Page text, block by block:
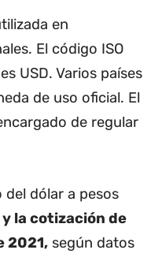
en
El código ISO
USD. Varios países
de uso oficial. El
de regular
del dólar a pesos
la cotización de
2021, según datos